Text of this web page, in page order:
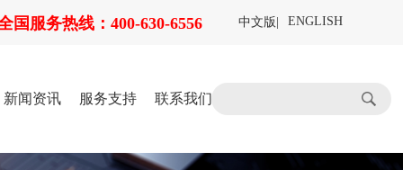
国服务热线：400-630-6556 中文版 ENGLISH
新闻资讯 服务支持 联系我们